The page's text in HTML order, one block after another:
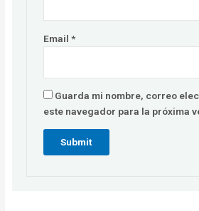
Email*
Guarda mi nombre, correo
este navegador para la próxima